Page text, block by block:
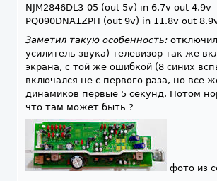
NJM2846DL3-05 (out 5v) in 6.7v out 4.9v
PQ090DNA1ZPH (out 9v) in 11.8v out
Заметил такую особенность:
усилитель звука) телевизор так же
экрана, с той же ошибкой (8 синих
включался не с первого раза, но все
динамиков первые 5 секунд. Потом
что там может быть ?
фото из